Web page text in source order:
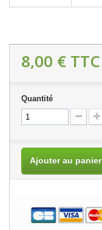
8,00 € TTC
Quantité
Ajouter au panier